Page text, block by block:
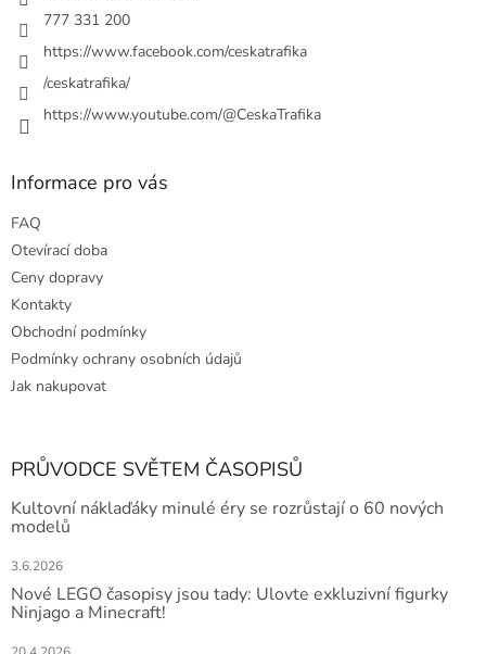
k
ý
777 331 200
https://www.facebook.com/ceskatrafika
/ceskatrafika/
https://www.youtube.com/@CeskaTrafika
Informace pro vás
FAQ
Otevírací doba
Ceny dopravy
Kontakty
Obchodní podmínky
Podmínky ochrany osobních údajů
Jak nakupovat
PRŮVODCE SVĚTEM ČASOPISŮ
Kultovní náklaďáky minulé éry se rozrůstají o 60 nových
modelů
3.6.2026
Nové LEGO časopisy jsou tady: Ulovte exkluzivní figurky
Ninjago a Minecraft!